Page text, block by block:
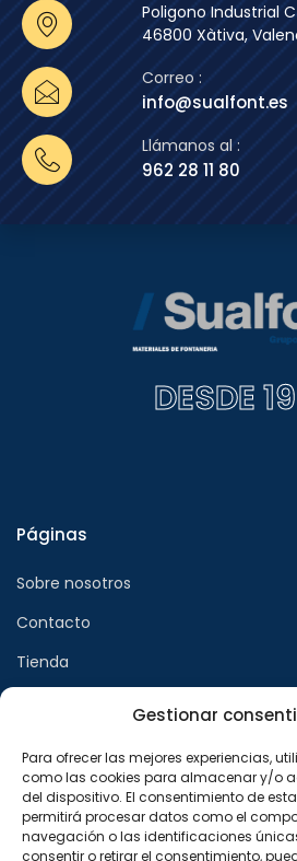
Gestionar
Para ofrecer las mejores experiencias,
como las cookies para almacenar y/o
del dispositivo. El consentimiento de
permitirá procesar datos como el
navegación o las identificaciones
consentir o retirar el consentimiento,
Poligono Industrial
46800 Xàtiva,
Correo :
info@sualfont.es
Llámanos al :
962 28 11 80
DESDE
Páginas
Sobre nosotros
Contacto
Tienda
Aviso legal
Política de privacidad